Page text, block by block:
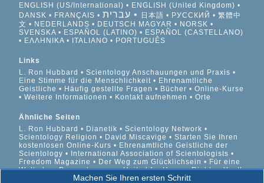
Machen Sie Ihren ersten Schritt
ENGLISH (US/International)
ENGLISH (United Kingdom)
DANSK
FRANÇAIS עברית 日本語 РУССКИЙ
繁體中
文
NEDERLANDS DEUTSCH MAGYAR
NORSK
SVENSKA
ESPAÑOL (LATINO)
ESPAÑOL (CASTELLANO)
ΕΛΛΗΝΙΚA
ITALIANO PORTUGUÊS
Links
L. Ron Hubbard
Scientology Anschauungen und Praxis
Eine Stimme für die Menschlichkeit
Ehrenamtliche
Geistliche
Häufig gestellte Fragen Bücher
Online-Kurse
Weitere Informationen
Kontakt aufnehmen Orte
Ähnliche Seiten
L. Ron Hubbard
Dianetik
Scientology Network
Scientology Religion
David Miscavige
Starten Sie Ihren
kostenlosen Online-Kurs
Ehrenamtliche Geistliche der
Scientology
International Association of Scientologists
Freedom Magazine
Der Weg zum Glücklichsein
Für eine
Welt ohne Drogenkonsum
United for Human Rights
Youth
for Human Rights
Citizens Commission on Human Rights